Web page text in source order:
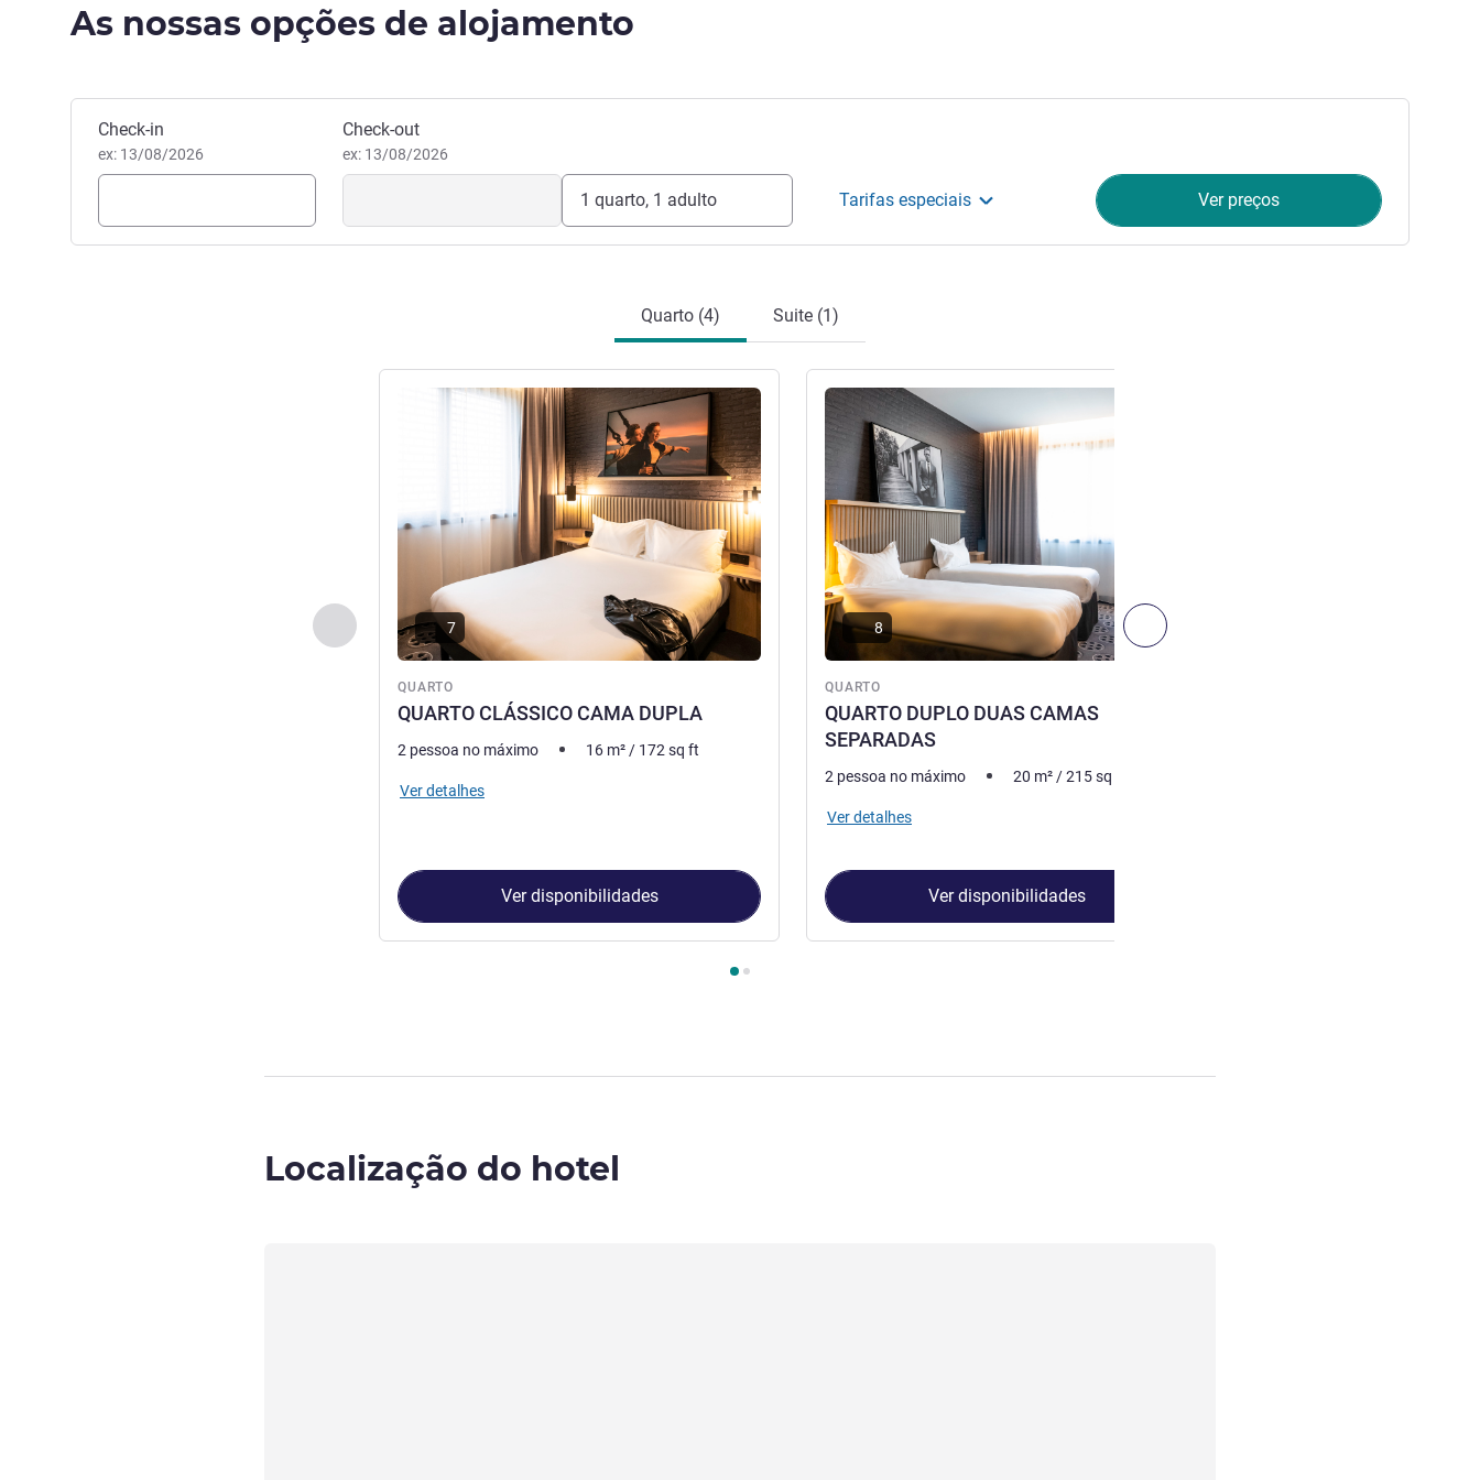
As nossas opções de alojamento
Reservar este hotel
Check-in
ex: 13/08/2026
Check-out
ex: 13/08/2026
1 quarto, 1 adulto Tarifas especiais Ver preços
Quarto (4) Suite (1)
Anterior - Quarto Seguinte - Quarto
QUARTO
QUARTO CLÁSSICO CAMA DUPLA
Ver detalhes
7
2 pessoa no máximo 16 m² / 172 sq ft
Ver detalhes
Ver disponibilidades
QUARTO
QUARTO DUPLO DUAS CAMAS
SEPARADAS
Ver detalhes
8
2 pessoa no máximo 20 m² /215sq ft
Ver detalhes
Ver disponibilidades
Localização do hotel